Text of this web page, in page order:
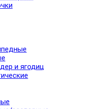
и ягодиц